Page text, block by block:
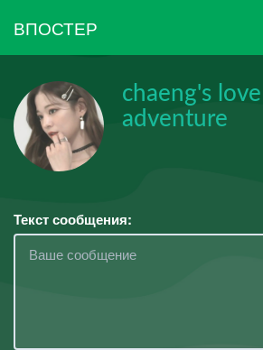
ВПОСТЕР
chaeng's love
adventure
Текст сообщения: